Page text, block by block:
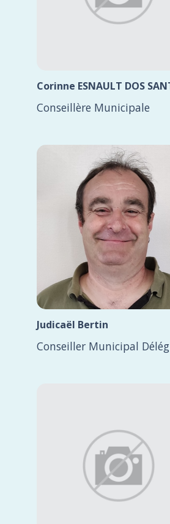
Corinne ESNAULT DOS
Conseillère Municipale
Judicaël Bertin
Conseiller Municipal